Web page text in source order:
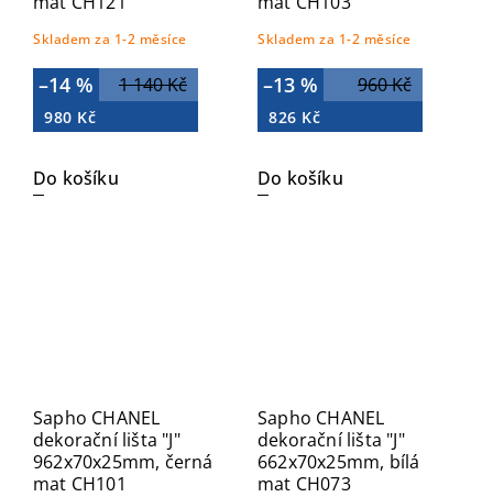
Skladem za 1-2 měsíce
1 140 Kč
–14 %
980 Kč
Do košíku
Skladem za 1-2 měsíce
960 Kč
–13 %
826 Kč
Do košíku
Sapho CHANEL
dekorační lišta "J"
962x70x25mm, černá
mat CH101
Sapho CHANEL
dekorační lišta "J"
662x70x25mm, bílá
mat CH073